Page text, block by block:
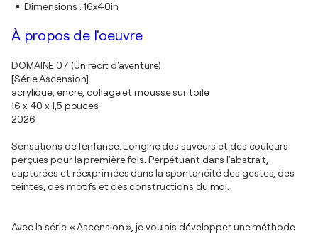
Dimensions : 16x40in
À propos de l'oeuvre
DOMAINE 07 (Un récit d'aventure)
[Série Ascension]
acrylique, encre, collage et mousse sur toile
16 x 40 x 1,5 pouces
2026
Sensations de l'enfance. L'origine des saveurs et des couleurs
perçues pour la première fois. Perpétuant dans l'abstrait,
capturées et réexprimées dans la spontanéité des gestes, des
teintes, des motifs et des constructions du moi.
Avec la série « Ascension », je voulais développer une méthode